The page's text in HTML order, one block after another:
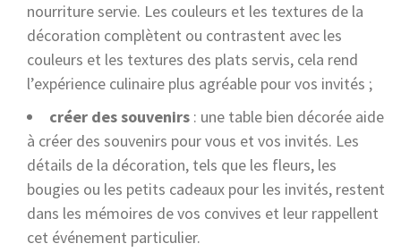
nourriture servie. Les couleurs et les textures de la
décoration complètent ou contrastent avec les
couleurs et les textures des plats servis, cela rend
l’expérience culinaire plus agréable pour vos invités ;
créer des souvenirs : une table bien décorée aide
à créer des souvenirs pour vous et vos invités. Les
détails de la décoration, tels que les fleurs, les
bougies ou les petits cadeaux pour les invités, restent
dans les mémoires de vos convives et leur rappellent
cet événement particulier.